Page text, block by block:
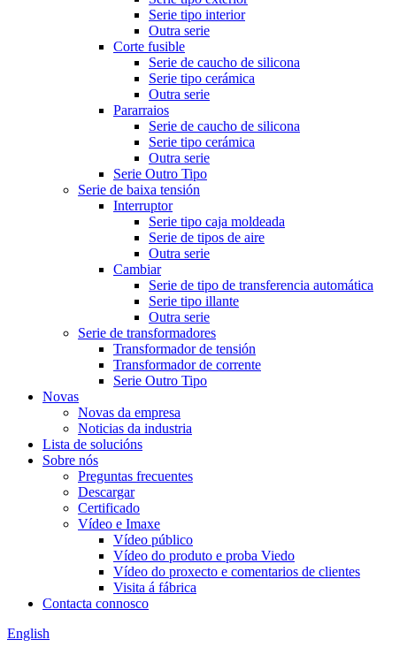
Serie tipo interior
Outra serie
Corte fusible
Serie de caucho de silicona
Serie tipo cerámica
Outra serie
Pararraios
Serie de caucho de silicona
Serie tipo cerámica
Outra serie
Serie Outro Tipo
Serie de baixa tensión
Interruptor
Serie tipo caja moldeada
Serie de tipos de aire
Outra serie
Cambiar
Serie de tipo de transferencia automática
Serie tipo illante
Outra serie
Serie de transformadores
Transformador de tensión
Transformador de corrente
Serie Outro Tipo
Novas
Novas da empresa
Noticias da industria
Lista de solucións
Sobre nós
Preguntas frecuentes
Descargar
Certificado
Vídeo e Imaxe
Vídeo público
Vídeo do produto e proba Viedo
Vídeo do proxecto e comentarios de clientes
Visita á fábrica
Contacta connosco
English